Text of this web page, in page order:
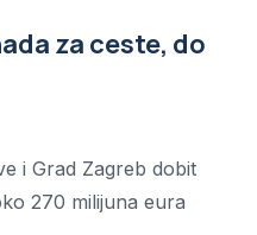
za ceste, do
i Grad Zagreb dobit
270 milijuna eura